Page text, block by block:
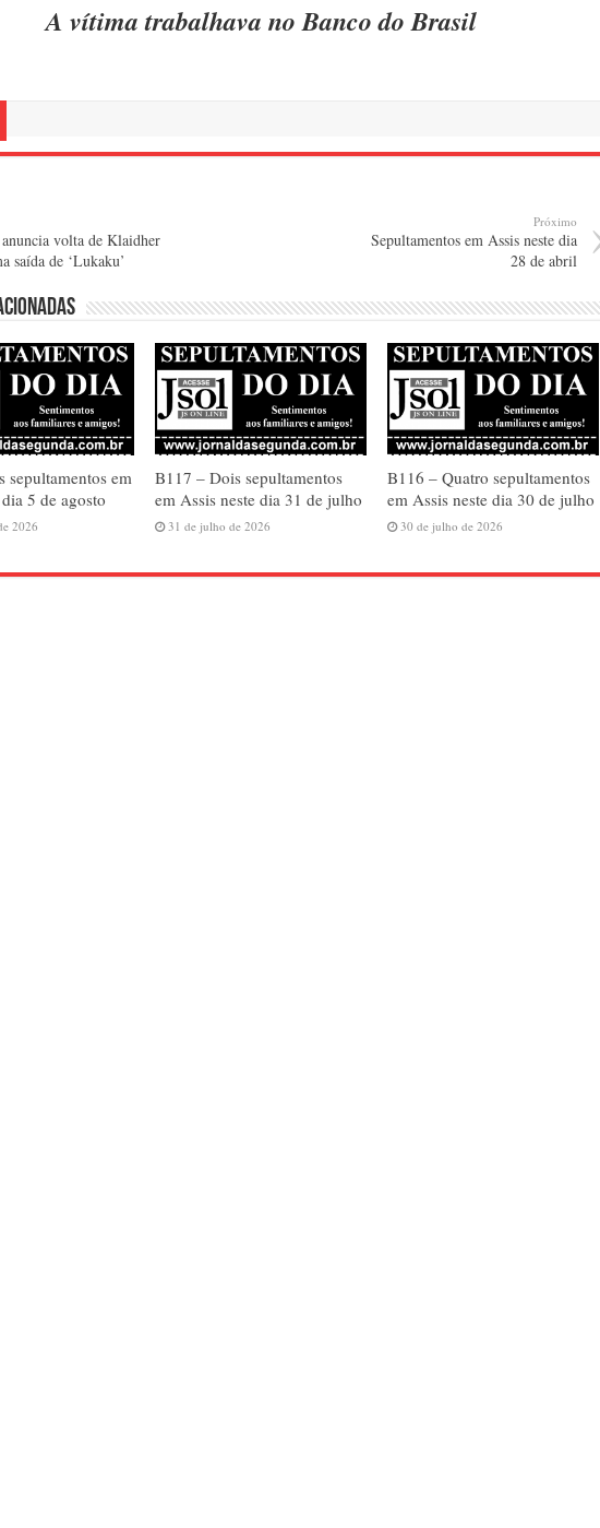
A vítima trabalhava no Banco do Brasil
volta de Klaidher
saída de ‘Lukaku’
Próximo
Sepultamentos em Assis neste dia
28 de abril
sepultamentos em
5 de agosto
2026
B117 – Dois sepultamentos
em Assis neste dia 31 de julho
31 de julho de 2026
B116 – Quatro sepultamentos
em Assis neste dia 30 de julho
30 de julho de 2026